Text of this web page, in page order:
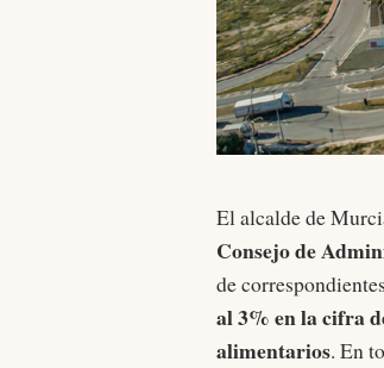
El alcalde de
Consejo de
de
al 3% en la cifra
alimentarios. En